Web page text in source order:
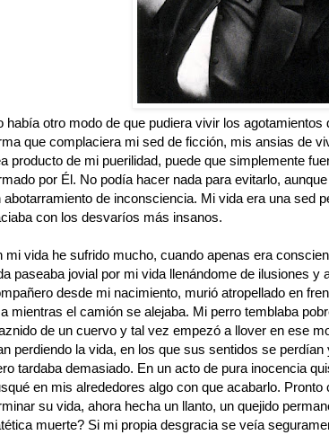
había otro modo de que pudiera vivir los agotamientos
que complaciera mi sed de ficción, mis ansias de
producto de mi puerilidad, puede que simplemente
por Él. No podía hacer nada para evitarlo,
abotarramiento de inconsciencia. Mi vida era una sed
con los desvaríos más insanos.
mi vida he sufrido mucho, cuando apenas era
paseaba jovial por mi vida llenándome de ilusiones y
desde mi nacimiento, murió atropellado en
mientras el camión se alejaba. Mi perro temblaba
de un cuervo y tal vez empezó a llover en ese
perdiendo la vida, en los que sus sentidos se
tardaba demasiado. En un acto de pura inocencia
en mis alrededores algo con que acabarlo.
su vida, ahora hecha un llanto, un quejido
muerte? Si mi propia desgracia se veía